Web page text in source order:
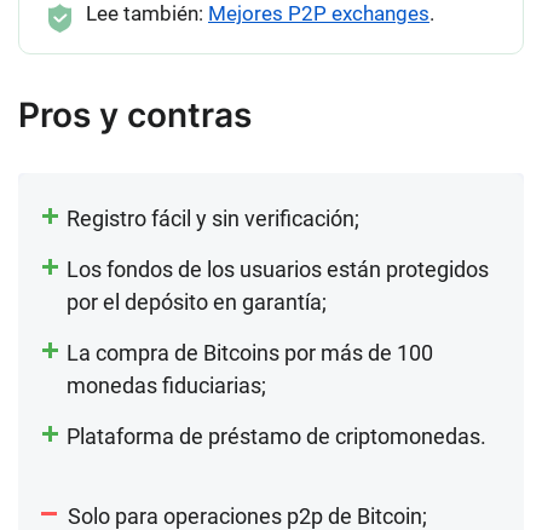
Lee también: Mejores P2P exchanges.
Pros y contras
Registro fácil y sin verificación;
Los fondos de los usuarios están protegidos
por el depósito en garantía;
La compra de Bitcoins por más de 100
monedas fiduciarias;
Plataforma de préstamo de criptomonedas.
Solo para operaciones p2p de Bitcoin;